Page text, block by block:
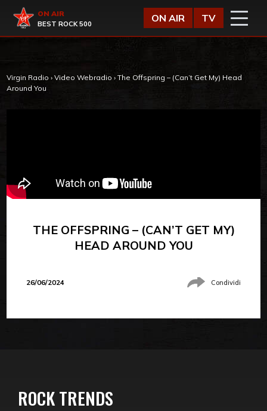
Virgin Radio
ON AIR
BEST ROCK 500
ON AIR TV
Virgin Radio › Video Webradio › The Offspring – (Can’t Get My) Head
Around You
THE OFFSPRING – (CAN’T GET MY)
HEAD AROUND YOU
26/06/2024 Condividi
ROCK TRENDS